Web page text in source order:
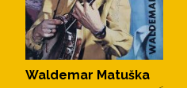
Waldemar Matuška